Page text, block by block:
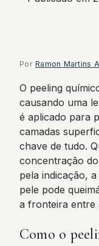
Por Ramon Martins
O peeling
causando uma
é aplicado para
camadas
chave de tudo.
concentração
pela indicação,
pele pode
a fronteira entre
Como o